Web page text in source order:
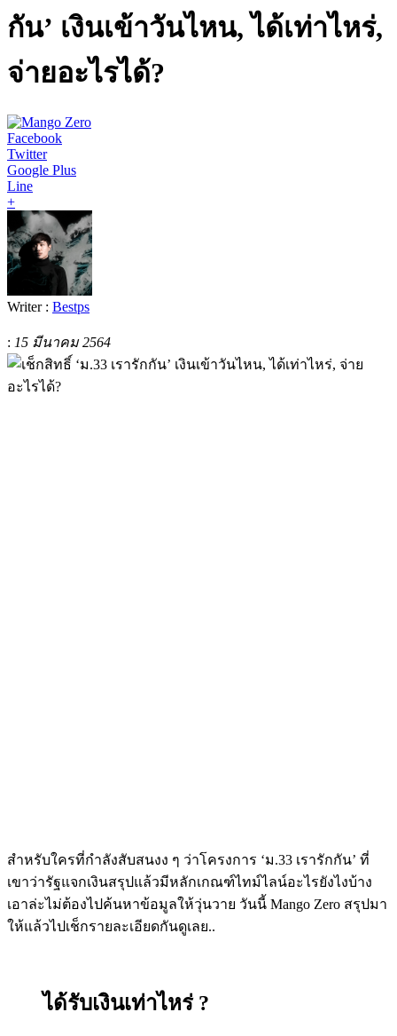
กัน’ เงินเข้าวันไหน, ได้เท่าไหร่,
จ่ายอะไรได้?
Facebook
Twitter
Google Plus
Line
+
Writer : Bestps
: 15 มีนาคม 2564
สำหรับใครที่กำลังสับสนงง ๆ ว่าโครงการ ‘ม.33 เรารักกัน’ ที่
เขาว่ารัฐแจกเงินสรุปแล้วมีหลักเกณฑ์ไทม์ไลน์อะไรยังไงบ้าง
เอาล่ะไม่ต้องไปค้นหาข้อมูลให้วุ่นวาย วันนี้ Mango Zero สรุปมา
ให้แล้วไปเช็กรายละเอียดกันดูเลย..
ได้รับเงินเท่าไหร่?